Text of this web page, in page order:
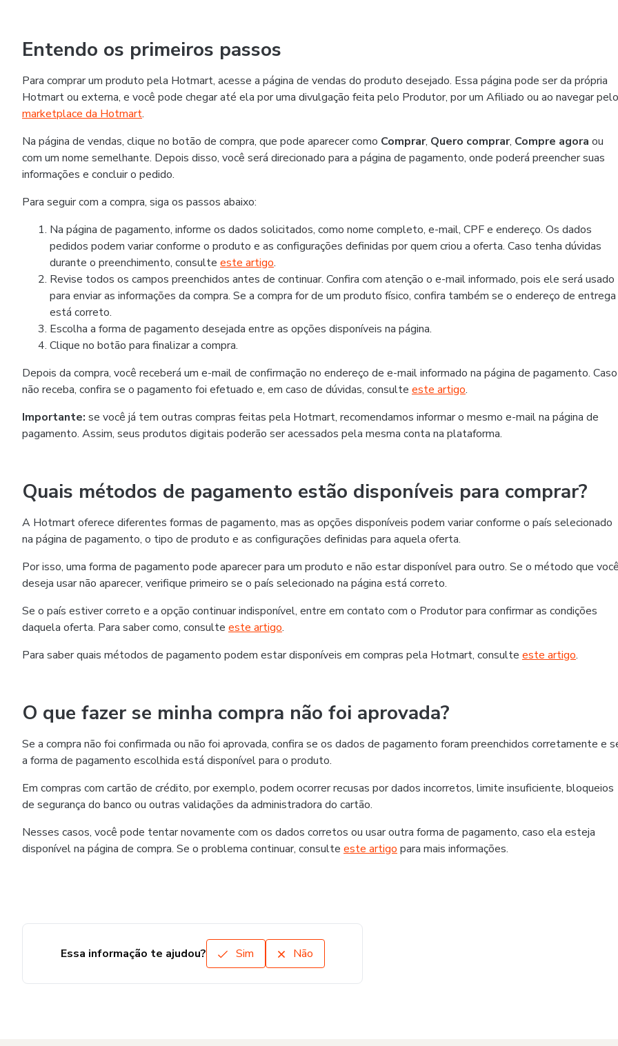
Entendo os primeiros passos
Para comprar um produto pela Hotmart, acesse a página de vendas do produto desejado. Essa página pode ser da própria
Hotmart ou externa, e você pode chegar até ela por uma divulgação feita pelo Produtor, por um Afiliado ou ao navegar pelo
marketplace da Hotmart.
Na página de vendas, clique no botão de compra, que pode aparecer como Comprar, Quero comprar, Compre agora ou
com um nome semelhante. Depois disso, você será direcionado para a página de pagamento, onde poderá preencher suas
informações e concluir o pedido.
Para seguir com a compra, siga os passos abaixo:
Na página de pagamento, informe os dados solicitados, como nome completo, e-mail, CPF e endereço. Os dados
pedidos podem variar conforme o produto e as configurações definidas por quem criou a oferta. Caso tenha dúvidas
durante o preenchimento, consulte este artigo.
Revise todos os campos preenchidos antes de continuar. Confira com atenção o e-mail informado, pois ele será usado
para enviar as informações da compra. Se a compra for de um produto físico, confira também se o endereço de entrega
está correto.
Escolha a forma de pagamento desejada entre as opções disponíveis na página.
Clique no botão para finalizar a compra.
Depois da compra, você receberá um e-mail de confirmação no endereço de e-mail informado na página de pagamento. Caso
não receba, confira se o pagamento foi efetuado e, em caso de dúvidas, consulte este artigo.
Importante: se você já tem outras compras feitas pela Hotmart, recomendamos informar o mesmo e-mail na página de
pagamento. Assim, seus produtos digitais poderão ser acessados pela mesma conta na plataforma.
Quais métodos de pagamento estão disponíveis para comprar?
A Hotmart oferece diferentes formas de pagamento, mas as opções disponíveis podem variar conforme o país selecionado
na página de pagamento, o tipo de produto e as configurações definidas para aquela oferta.
Por isso, uma forma de pagamento pode aparecer para um produto e não estar disponível para outro. Se o método que
deseja usar não aparecer, verifique primeiro se o país selecionado na página está correto.
Se o país estiver correto e a opção continuar indisponível, entre em contato com o Produtor para confirmar as condições
daquela oferta. Para saber como, consulte este artigo.
Para saber quais métodos de pagamento podem estar disponíveis em compras pela Hotmart, consulte este artigo.
O que fazer se minha compra não foi aprovada?
Se a compra não foi confirmada ou não foi aprovada, confira se os dados de pagamento foram preenchidos corretamente e
a forma de pagamento escolhida está disponível para o produto.
Em compras com cartão de crédito, por exemplo, podem ocorrer recusas por dados incorretos, limite insuficiente, bloqueios
de segurança do banco ou outras validações da administradora do cartão.
Nesses casos, você pode tentar novamente com os dados corretos ou usar outra forma de pagamento, caso ela esteja
disponível na página de compra. Se o problema continuar, consulte este artigo para mais informações.
Essa informação te ajudou? Sim Não